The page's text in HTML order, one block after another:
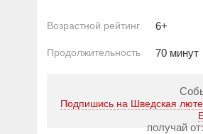
Возрастной рейтинг 6+
Продолжительность 70 минут
Подпишись на Шведская
получай